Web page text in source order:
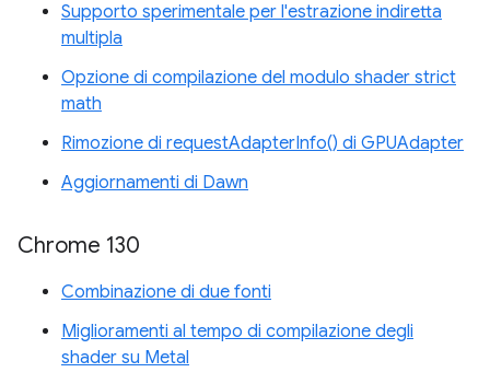
Supporto sperimentale per l'estrazione indiretta
multipla
Opzione di compilazione del modulo shader strict
math
Rimozione di requestAdapterInfo() di GPUAdapter
Aggiornamenti di Dawn
Chrome 130
Combinazione di due fonti
Miglioramenti al tempo di compilazione degli
shader su Metal